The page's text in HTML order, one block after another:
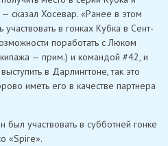
сказал Хосевар. «Ранее в этом
в гонках Кубка в Сент-
поработать с Люком
— прим.) и командой #42, и
в Дарлингтоне, так это
иметь его в качестве партнера
участвовать в субботней гонке
«Spire».